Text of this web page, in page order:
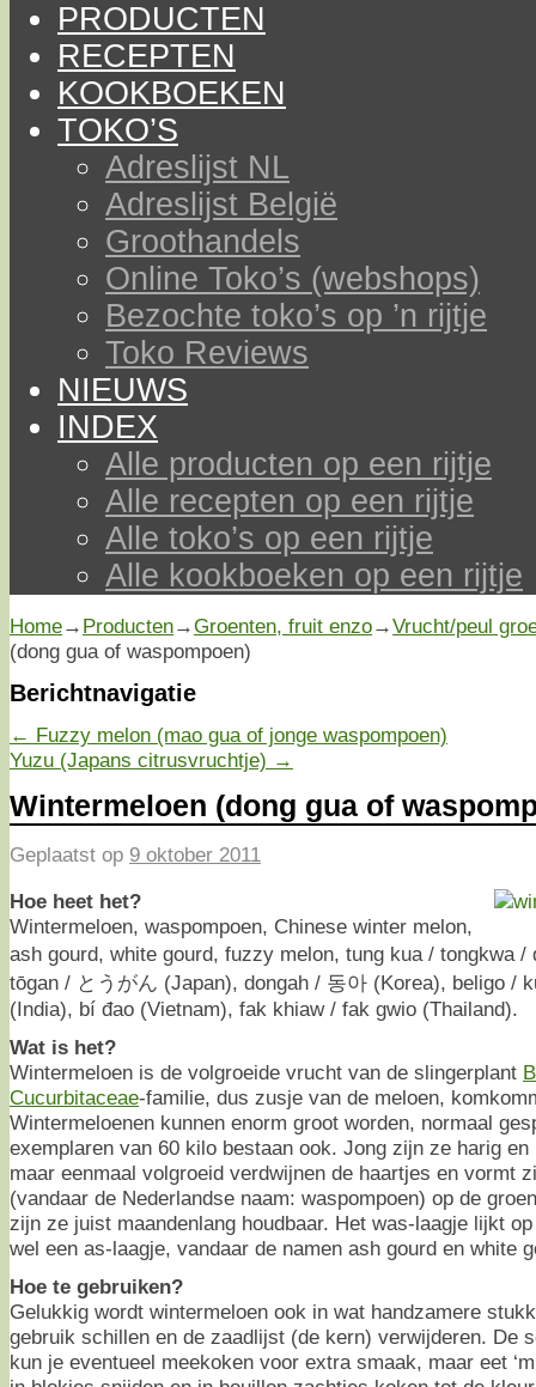
PRODUCTEN
RECEPTEN
KOOKBOEKEN
TOKO’S
Adreslijst NL
Adreslijst België
Groothandels
Online Toko’s (webshops)
Bezochte toko’s op ’n rijtje
Toko Reviews
NIEUWS
INDEX
Alle producten op een rijtje
Alle recepten op een rijtje
Alle toko’s op een rijtje
Alle kookboeken op een rijtje
Home→ Producten→Groenten, fruit enzo→Vrucht/peul
(dong gua of waspompoen)
Berichtnavigatie
← Fuzzy melon (mao gua of jonge waspompoen)
Yuzu (Japans citrusvruchtje) →
Wintermeloen (dong gua of
Geplaatst op 9 oktober 2011
Hoe heet het?
Wintermeloen, waspompoen, Chinese winter melon,
ash gourd, white gourd, fuzzy melon, tung kua / tongkwa /
tōgan / とうがん (Japan), dongah / 동아 (Korea), beligo /
(India), bí đao (Vietnam), fak khiaw / fak gwio (Thailand).
Wat is het?
Wintermeloen is de volgroeide vrucht van de slingerplant
Cucurbitaceae-familie, dus zusje van de meloen,
Wintermeloenen kunnen enorm groot worden, normaal
exemplaren van 60 kilo bestaan ook. Jong zijn ze harig en
maar eenmaal volgroeid verdwijnen de haartjes en vormt
(vandaar de Nederlandse naam: waspompoen) op de
zijn ze juist maandenlang houdbaar. Het was-laagje lijkt
wel een as-laagje, vandaar de namen ash gourd en white
Hoe te gebruiken?
Gelukkig wordt wintermeloen ook in wat handzamere
gebruik schillen en de zaadlijst (de kern) verwijderen. De
kun je eventueel meekoken voor extra smaak, maar eet